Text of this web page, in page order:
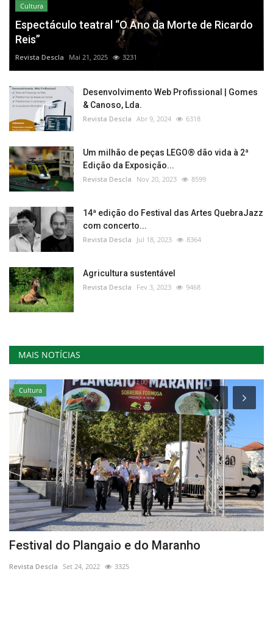
Cultura
Espectáculo teatral “O Ano da Morte de Ricardo
Reis”
Revista Descla Mai 21, 2025 3231
Desenvolvimento Web Profissional | Gomes
& Canoso, Lda.
Revista Descla Abr 9, 2024 6318
Um milhão de peças LEGO® dão vida à 2ª
Edição da Exposição...
Revista Descla Nov 20, 2023 8599
14ª edição do Festival das Artes QuebraJazz
com concerto...
Revista Descla Jul 18, 2023 8364
Agricultura sustentável
Revista Descla Fev 3, 2023 9468
MAIS NOTÍCIAS
Cultura
Festival do Plangaio e do Maranho
Revista Descla Set 24, 2022 3325